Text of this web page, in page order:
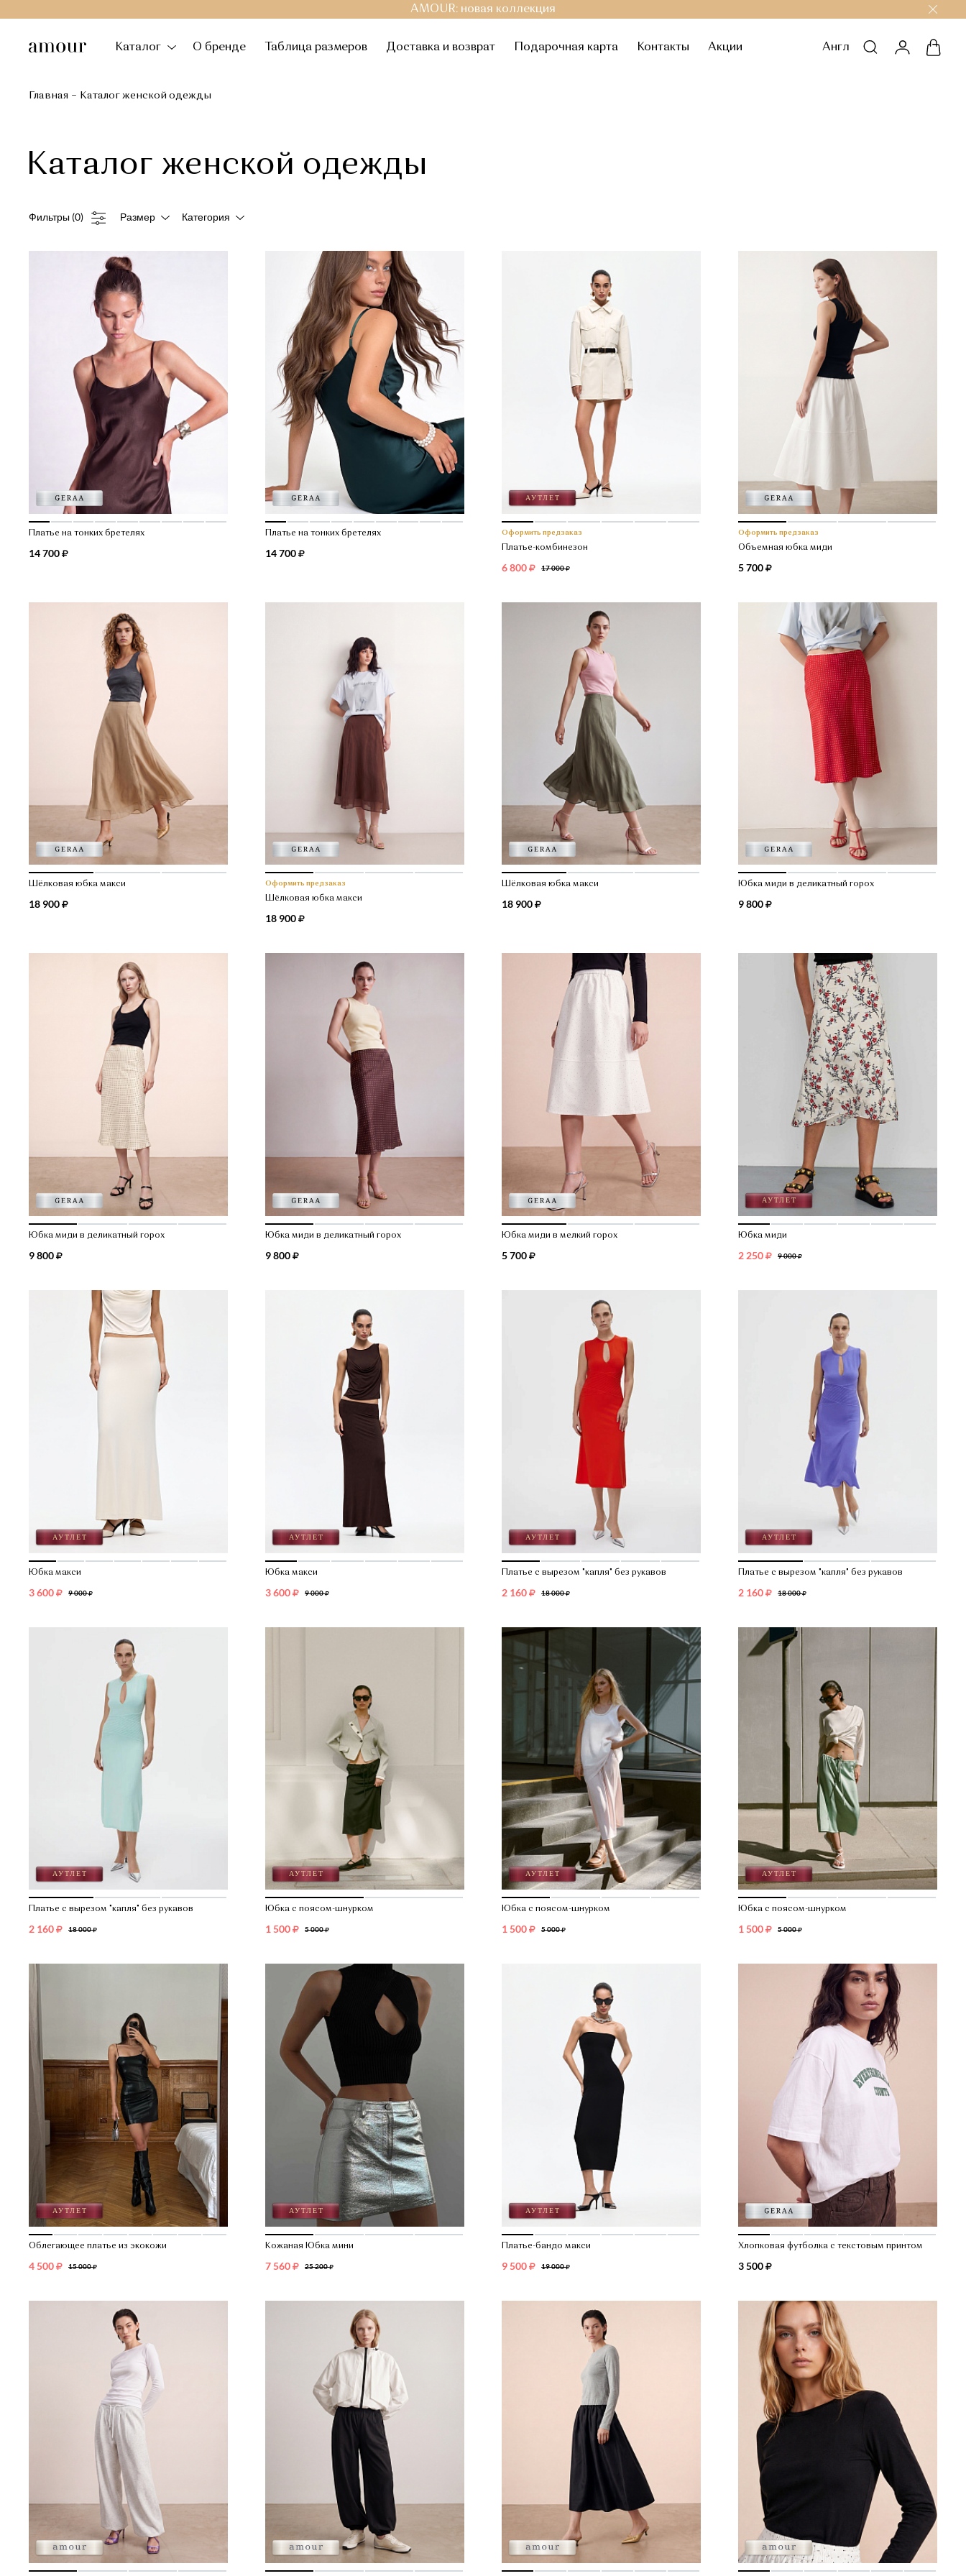
AMOUR: новая коллекция
Каталог О бренде Таблица размеров Доставка и возврат Подарочная карта Контакты Акции Англ
личный
Главная Каталог женской одежды
Каталог женской одежды
Фильтры (0) Размер Категория
Платье на тонких бретелях
14 700
Платье на тонких бретелях
14 700
Оформить предзаказ
Платье-комбинезон
6 800 17 000
Оформить предзаказ
Объемная юбка миди
5 700
Шёлковая юбка макси
18 900
Оформить предзаказ
Шёлковая юбка макси
18 900
Шёлковая юбка макси
18 900
Юбка миди в деликатный горох
9 800
Юбка миди в деликатный горох
9 800
Юбка миди в деликатный горох
9 800
Юбка миди в мелкий горох
5 700
Юбка миди
2 250 9 000
Юбка макси
3 600 9 000
Юбка макси
3 600 9 000
Платье с вырезом "капля" без рукавов
2 160 18 000
Платье с вырезом "капля" без рукавов
2 160 18 000
Платье с вырезом "капля" без рукавов
2 160 18 000
Юбка с поясом-шнурком
1 500 5 000
Юбка с поясом-шнурком
1 500 5 000
Юбка с поясом-шнурком
1 500 5 000
Облегающее платье из экокожи
4 500 15 000
Кожаная Юбка мини
7 560 25 200
Платье-бандо макси
9 500 19 000
Хлопковая футболка с текстовым принтом
3 500
закрыть
День рождения
Я соглашаюсь на обработку моих
персональных данных и
ознакомлен(а) с условиями
Нажав на “Подписаться”, вы соглашаетесь с уловиями